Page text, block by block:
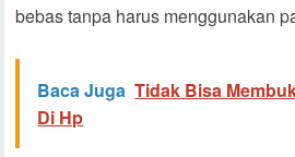
bebas tanpa harus menggunakan
Baca Juga Tidak Bisa
Di Hp